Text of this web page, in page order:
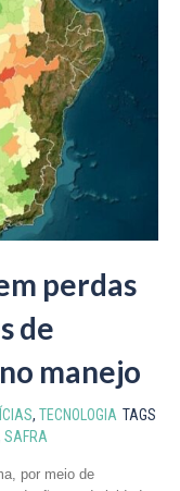
perdas
de
manejo
, TECNOLOGIA TAGS
SAFRA
por meio de